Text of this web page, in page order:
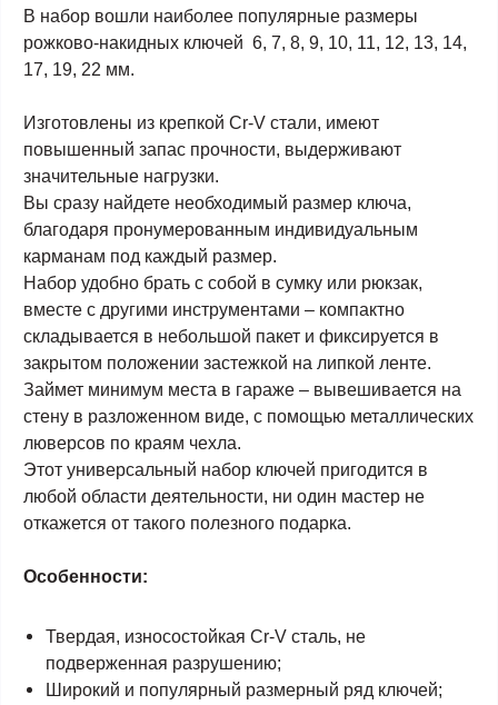
В набор вошли наиболее популярные размеры
рожково-накидных ключей 6, 7, 8, 9, 10, 11, 12, 13, 14,
17, 19, 22 мм.
Изготовлены из крепкой Cr-V стали, имеют
повышенный запас прочности, выдерживают
значительные нагрузки.
Вы сразу найдете необходимый размер ключа,
благодаря пронумерованным индивидуальным
карманам под каждый размер.
Набор удобно брать с собой в сумку или рюкзак,
вместе с другими инструментами – компактно
складывается в небольшой пакет и фиксируется в
закрытом положении застежкой на липкой ленте.
Займет минимум места в гараже – вывешивается на
стену в разложенном виде, с помощью металлических
люверсов по краям чехла.
Этот универсальный набор ключей пригодится в
любой области деятельности, ни один мастер не
откажется от такого полезного подарка.
Особенности:
Твердая, износостойкая Cr-V сталь, не
подверженная разрушению;
Широкий и популярный размерный ряд ключей;